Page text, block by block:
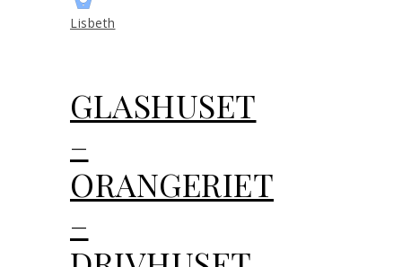
Lisbeth
GLASHUSET
–
ORANGERIET
–